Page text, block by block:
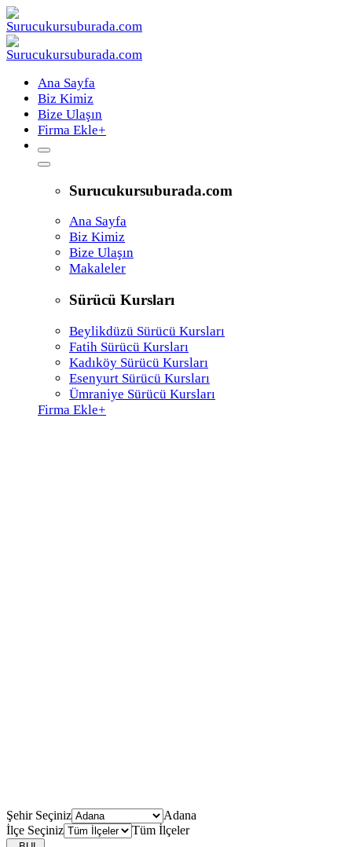
Ana Sayfa
Biz Kimiz
Bize Ulaşın
Firma Ekle+
Surucukursuburada.com
Ana Sayfa
Biz Kimiz
Bize Ulaşın
Makaleler
Sürücü Kursları
Beylikdüzü Sürücü Kursları
Fatih Sürücü Kursları
Kadıköy Sürücü Kursları
Esenyurt Sürücü Kursları
Ümraniye Sürücü Kursları
Firma Ekle+
Şehir Seçiniz
Adana
İlçe Seçiniz
Tüm İlçeler